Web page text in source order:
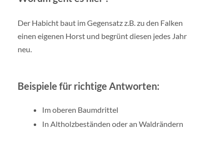
Der Habicht baut im Gegensatz z.B. zu den Falken
einen eigenen Horst und begrünt diesen jedes Jahr
neu.
Beispiele für richtige Antworten:
Im oberen Baumdrittel
In Altholzbeständen oder an Waldrändern